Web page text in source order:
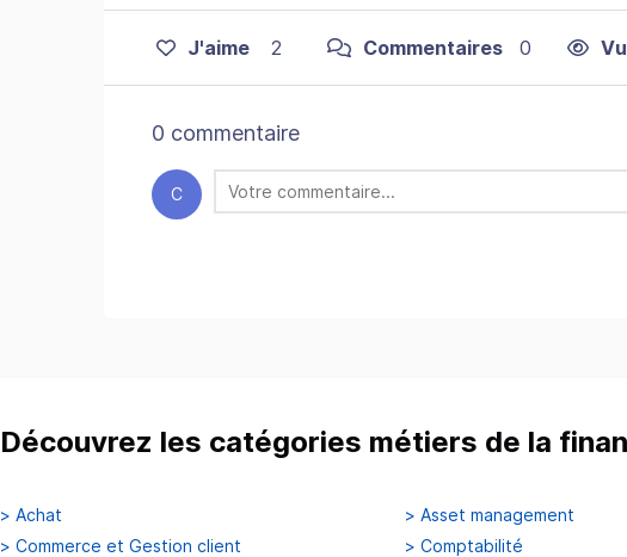
J'aime 2 Commentaires 0
0 commentaire
C
Découvrez les catégories métiers de la
> Achat > Asset management
> Commerce et Gestion client > Comptabilité